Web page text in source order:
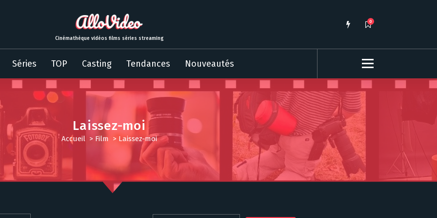
Cinémathèque vidéos films séries streaming
0
Séries TOP Casting Tendances Nouveautés
Laissez-moi
Accueil > Film > Laissez-moi